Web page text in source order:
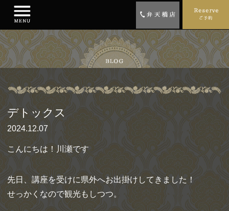
デトックス
2024.12.07
こんにちは！川瀬です
先日、講座を受けに県外へお出掛けしてきました！
せっかくなので観光もしつつ。